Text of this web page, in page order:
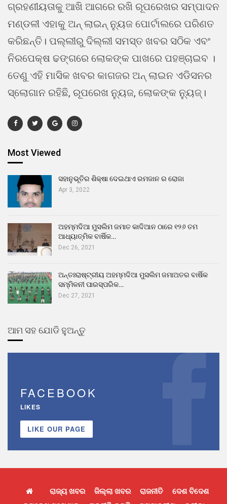
ଗ୍ରହଣୀୟତାକୁ ଆଖି ଆଗରେ ରଖି ରୂପରେଖର ସମ୍ପାଦନ
ମଣ୍ଡଳୀ ଏହାକୁ ଅନ୍ ଲାଇନ୍ ନ୍ୟୁଜ ପୋର୍ଟାଲରେ ପରିଣତ
କରିଛନ୍ତି। ପଲ୍ଲୀରୁ ଦିଲ୍ଲୀ ସମସ୍ତ ଖବର ସଠିକ ଏବଂ
ନିରପେକ୍ଷ ଢଙ୍ଗରେ ଲୋକଙ୍କ ପାଖରେ ପହଞ୍ଚାଇବ ।
ତେଣୁ ଏହି ମାସିକ ଖବର କାଗଜର ଅନ୍ ଲାଇନ ଏଡିସନର
ସ୍ଲୋଗାନ ରହିଛି, ରୂପରେଖ ନ୍ୟୁଜ, ଲୋକଙ୍କ ନ୍ୟୁଜ୍।
Most Viewed
ସହାନୁଭୂତିର ଶିକ୍ଷା ଦେଇଥାଏ ରମଜାନ ର ରୋଜା
Apr 3, 2022
ଅହମ୍ମଦିଆ ମୁସଲିମ ଜମାତ କାଦିଆନ ଠାରେ ୧୨୬ ତମ
ଆଧ୍ୟାତ୍ମିକ ବାର୍ଷିକ…
Dec 26, 2021
ଅନ୍ତଃରାଷ୍ଟ୍ରୀୟ ଅହମ୍ମଦିଆ ମୁସଲିମ ଜମାଅତର ବାର୍ଷିକ
ସମ୍ମିଳନୀ ପାରସ୍ପରିକ…
Dec 27, 2021
ଆମ ସହ ଯୋଡି ହୁଅନ୍ତୁ
FACEBOOK
LIKES
LIKE OUR PAGE
ରାଜ୍ୟ ଖବର ଜିଲ୍ଲା ଖବର ରାଜନୀତି
ଦେଶ ବିଦେଶ